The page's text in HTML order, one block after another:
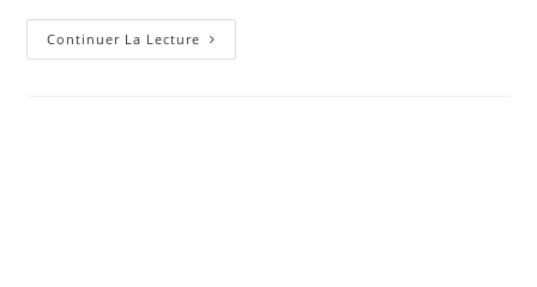
Continuer La Lecture Votre
Bijouterie